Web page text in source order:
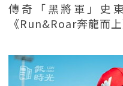
傳奇「黑將軍」史
《Run&Roar奔龍而